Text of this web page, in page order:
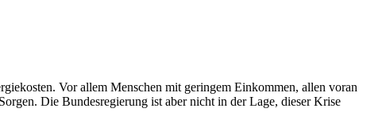
Vor allem Menschen mit geringem Einkommen, allen voran
Die Bundesregierung ist aber nicht in der Lage, dieser Krise